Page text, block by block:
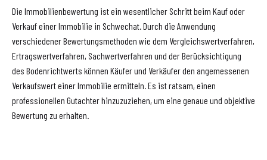
Die Immobilienbewertung ist ein wesentlicher Schritt beim Kauf oder
Verkauf einer Immobilie in Schwechat. Durch die Anwendung
verschiedener Bewertungsmethoden wie dem Vergleichswertverfahren,
Ertragswertverfahren, Sachwertverfahren und der Berücksichtigung
des Bodenrichtwerts können Käufer und Verkäufer den angemessenen
Verkaufswert einer Immobilie ermitteln. Es ist ratsam, einen
professionellen Gutachter hinzuzuziehen, um eine genaue und objektive
Bewertung zu erhalten.